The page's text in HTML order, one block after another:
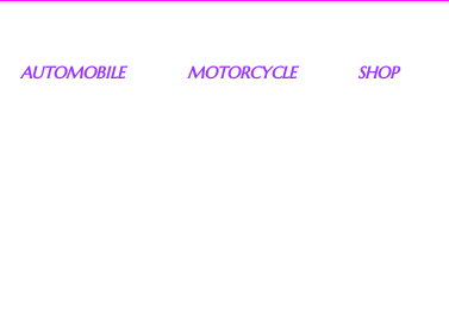
AUTOMOBILE MOTORCYCLE SHOP